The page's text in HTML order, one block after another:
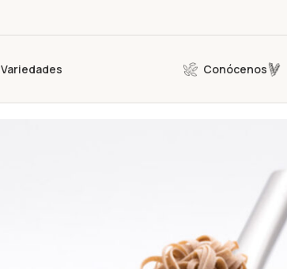
Variedades Conócenos